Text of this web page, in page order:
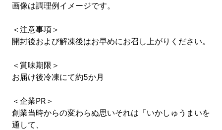
画像は調理例イメージです。
＜注意事項＞
開封後および解凍後はお早めにお召し上がりください。
＜賞味期限＞
お届け後冷凍にて約5か月
＜企業PR＞
創業当時からの変わらぬ思いそれは「いかしゅうまいを
通して、